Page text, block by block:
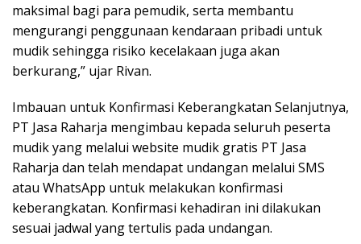
maksimal bagi para pemudik, serta membantu
mengurangi penggunaan kendaraan pribadi untuk
mudik sehingga risiko kecelakaan juga akan
berkurang,” ujar Rivan.
Imbauan untuk Konfirmasi Keberangkatan Selanjutnya,
PT Jasa Raharja mengimbau kepada seluruh peserta
mudik yang melalui website mudik gratis PT Jasa
Raharja dan telah mendapat undangan melalui SMS
atau WhatsApp untuk melakukan konfirmasi
keberangkatan. Konfirmasi kehadiran ini dilakukan
sesuai jadwal yang tertulis pada undangan.